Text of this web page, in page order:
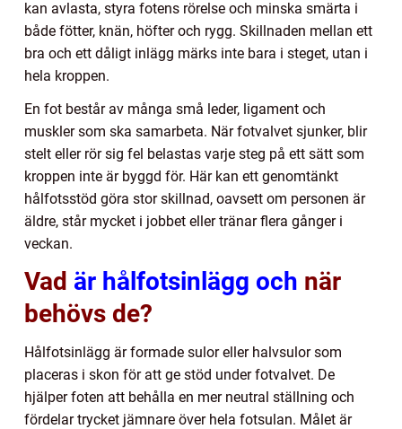
kan avlasta, styra fotens rörelse och minska smärta i
både fötter, knän, höfter och rygg. Skillnaden mellan ett
bra och ett dåligt inlägg märks inte bara i steget, utan i
hela kroppen.
En fot består av många små leder, ligament och
muskler som ska samarbeta. När fotvalvet sjunker, blir
stelt eller rör sig fel belastas varje steg på ett sätt som
kroppen inte är byggd för. Här kan ett genomtänkt
hålfotsstöd göra stor skillnad, oavsett om personen är
äldre, står mycket i jobbet eller tränar flera gånger i
veckan.
Vad är hålfotsinlägg och när
behövs de?
Hålfotsinlägg är formade sulor eller halvsulor som
placeras i skon för att ge stöd under fotvalvet. De
hjälper foten att behålla en mer neutral ställning och
fördelar trycket jämnare över hela fotsulan. Målet är